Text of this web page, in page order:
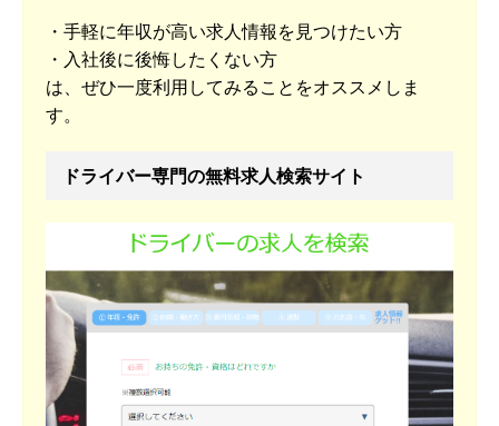
・手軽に年収が高い求人情報を見つけたい方
・入社後に後悔したくない方
は、ぜひ一度利用してみることをオススメしま
す。
ドライバー専門の無料求人検索サイト